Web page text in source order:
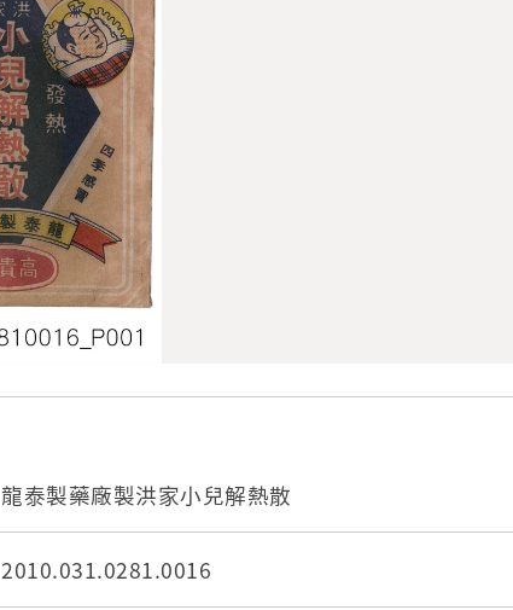
龍泰製藥廠製洪家小兒解熱散
2010.031.0281.0016